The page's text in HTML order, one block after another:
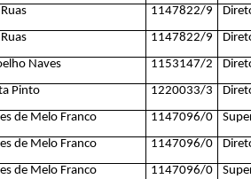
1147822/9
1147822/9
Naves
1153147/2
Pinto
1220033/3
de Melo Franco
1147096/0
de Melo Franco
1147096/0
de Melo Franco
1147096/0